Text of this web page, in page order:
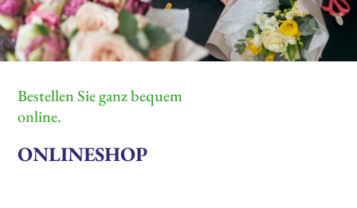
Gärtnerei
Bestellen Sie ganz bequem
online.
ONLINESHOP